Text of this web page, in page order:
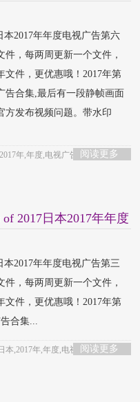
本2017年年度电视广告第六
件，每两周更新一个文件，
文件，更优惠哦！2017年第
告合集,最后有一段静帧画面
方发布视频问题。带水印
阅读更多
年,年度,电视广告,第六弹,广告
of 2017日本2017年年度
本2017年年度电视广告第三
件，每两周更新一个文件，
文件，更优惠哦！2017年第
合集...
阅读更多
本,2017年,年度,电视广告,第五弹